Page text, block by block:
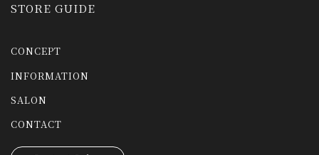
STORE GUIDE
CONCEPT
INFORMATION
SALON
CONTACT